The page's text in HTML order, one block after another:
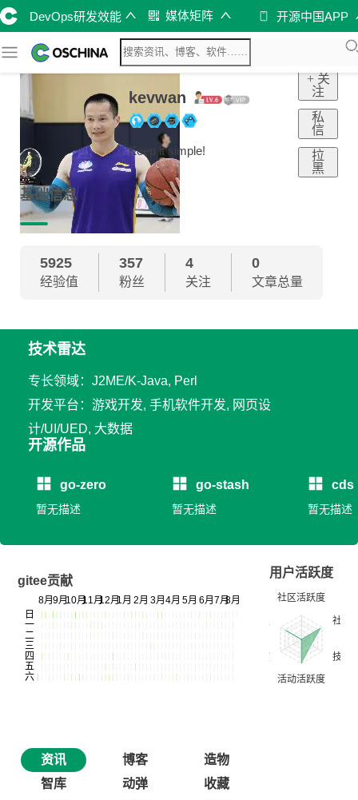
DevOps研发效能 媒体矩阵 开源中国APP
kevwan
Keep it simple!
+ 关
注
私
信
拉
黑
基础信息
5925
经验值
357
粉丝
4
关注
0
文章总量
技术雷达
专长领域：J2ME/K-Java, Perl
开发平台：游戏开发, 手机软件开发, 网页设
计/UI/UED, 大数据
开源作品
go-zero
暂无描述
go-stash
暂无描述
cds
暂无描述
gitee贡献
用户活跃度
资讯 博客
造物
智库
动弹
收藏